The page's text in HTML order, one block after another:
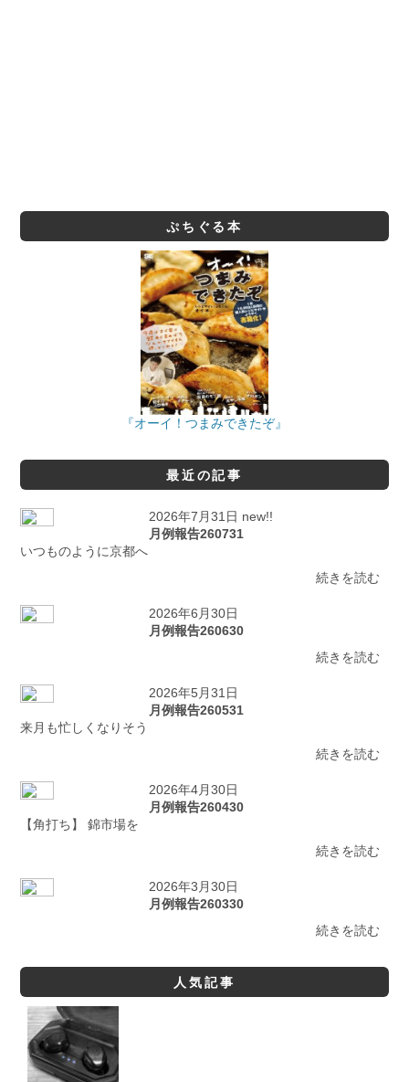
ぷちぐる本
『オーイ！つまみできたぞ』
最近の記事
2026年7月31日 new!!
月例報告260731
いつものように京都へ
続きを読む
2026年6月30日
月例報告260630
続きを読む
2026年5月31日
月例報告260531
来月も忙しくなりそう
続きを読む
2026年4月30日
月例報告260430
【角打ち】 錦市場を
続きを読む
2026年3月30日
月例報告260330
続きを読む
人気記事